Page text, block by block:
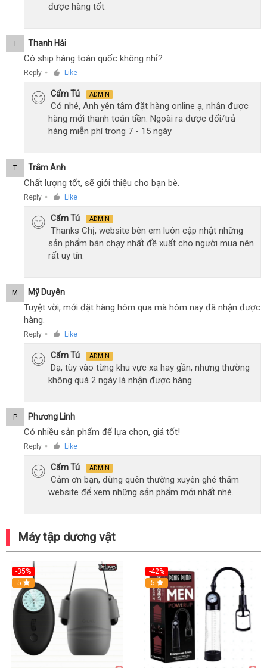
được hàng tốt.
T Thanh Hải
Có ship hàng toàn quốc không nhỉ?
Reply ● Like
Cẩm Tú ADMIN
Có nhé, Anh yên tâm đặt hàng online ạ, nhận được
hàng mới thanh toán tiền. Ngoài ra được đổi/trả
hàng miễn phí trong 7 - 15 ngày
T Trâm Anh
Chất lượng tốt, sẽ giới thiệu cho bạn bè.
Reply ● Like
Cẩm Tú ADMIN
Thanks Chị, website bên em luôn cập nhật những
sản phẩm bán chạy nhất đề xuất cho người mua nên
rất uy tín.
M Mỹ Duyên
Tuyệt vời, mới đặt hàng hôm qua mà hôm nay đã nhận được
hàng.
Reply ● Like
Cẩm Tú ADMIN
Dạ, tùy vào từng khu vực xa hay gần, nhưng thường
không quá 2 ngày là nhận được hàng
P Phương Linh
Có nhiều sản phẩm để lựa chọn, giá tốt!
Reply ● Like
Cẩm Tú ADMIN
Cảm ơn bạn, đừng quên thường xuyên ghé thăm
website để xem những sản phẩm mới nhất nhé.
Máy tập dương vật
-35%
Hot
5
-42%
5